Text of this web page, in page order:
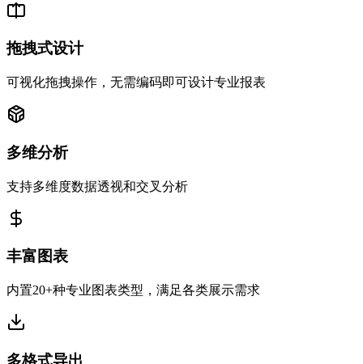
拖拽式设计
可视化拖拽操作，无需编码即可设计专业报表
多维分析
支持多维度数据透视和交叉分析
丰富图表
内置20+种专业图表类型，满足各类展示需求
多格式导出